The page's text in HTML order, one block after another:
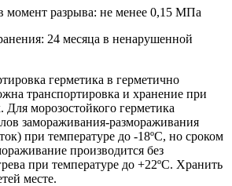
момент разрыва: не менее 0,15 МПа
24 месяца в ненарушенной
герметика в герметично
транспортировка и хранение при
Для морозостойкого герметика
замораживания-размораживания
при температуре до -18ºС, но сроком
производится без
при температуре до +22ºС. Хранить
месте.